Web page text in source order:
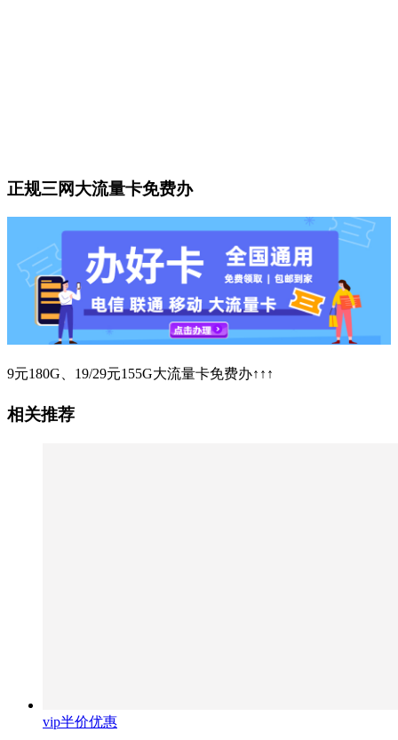
正规三网大流量卡免费办
9元180G、19/29元155G大流量卡免费办↑↑↑
相关推荐
vip半价优惠